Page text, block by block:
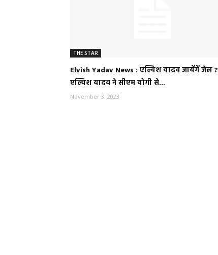
THE STAR
Elvish Yadav News : एल्विश यादव जायेंगें जेल ?
एल्विश यादव ने सीएम योगी से...
November 3, 2023